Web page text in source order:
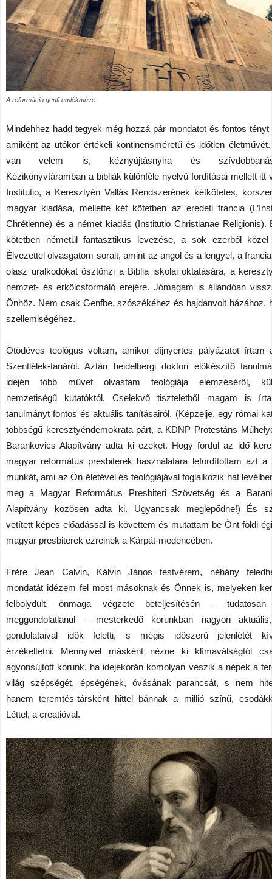
A reformáció genfi emlékműve
Mindehhez hadd tegyek még hozzá pár mondatot és fontos tényt
amiként az utókor értékeli kontinensméretű és időtlen
van velem is, kéznyújtásnyira és
Kézikönyvtáramban a bibliák különféle nyelvű fordításai mellett itt
Institutio, a Keresztyén Vallás Rendszerének kétkötetes,
magyar kiadása, mellette két kötetben az eredeti francia
Chrétienne) és a német kiadás (Institutio Christianae Religionis).
kötetben németül fantasztikus levezése, a sok ezerből közel
Élvezettel olvasgatom sorait, amint az angol és a lengyel, a
olasz uralkodókat ösztönzi a Biblia iskolai oktatására, a
nemzet- és erkölcsformáló erejére. Jómagam is állandóan
Önhöz. Nem csak Genfbe, szószékéhez és hajdanvolt házához,
szellemiségéhez.
Ötödéves teológus voltam, amikor díjnyertes pályázatot írtam
Szentlélek-tanáról. Aztán heidelbergi doktori előkészítő
idején több művet olvastam teológiája elemzéséről,
nemzetiségű kutatóktól. Cselekvő tiszteletből magam is
tanulmányt fontos és aktuális tanításairól. (Képzelje, egy római
többségű keresztyéndemokrata párt, a KDNP Protestáns
Barankovics Alapítvány adta ki ezeket. Hogy fordul az idő
magyar református presbiterek használatára lefordítottam azt a
munkát, ami az Ön életével és teológiájával foglalkozik hat
meg a Magyar Református Presbiteri Szövetség és a
Alapítvány közösen adta ki. Ugyancsak meglepődne!) És
vetített képes előadással is követtem és mutattam be Önt földi-
magyar presbiterek ezreinek a Kárpát-medencében.
Frère Jean Calvin, Kálvin János testvérem, néhány
mondatát idézem fel most másoknak és Önnek is, melyeken
felbolydult, önmaga végzete beteljesítésén –
meggondolatlanul – mesterkedő korunkban nagyon
gondolataival idők feletti, s mégis időszerű jelenlétét
érzékeltetni. Mennyivel másként nézne ki klímaválságtól
agyonsújtott korunk, ha idejekorán komolyan veszik a népek a
világ szépségét, épségének, óvásának parancsát, s nem
hanem teremtés-társként hittel bánnak a millió színű,
Léttel, a creatióval.